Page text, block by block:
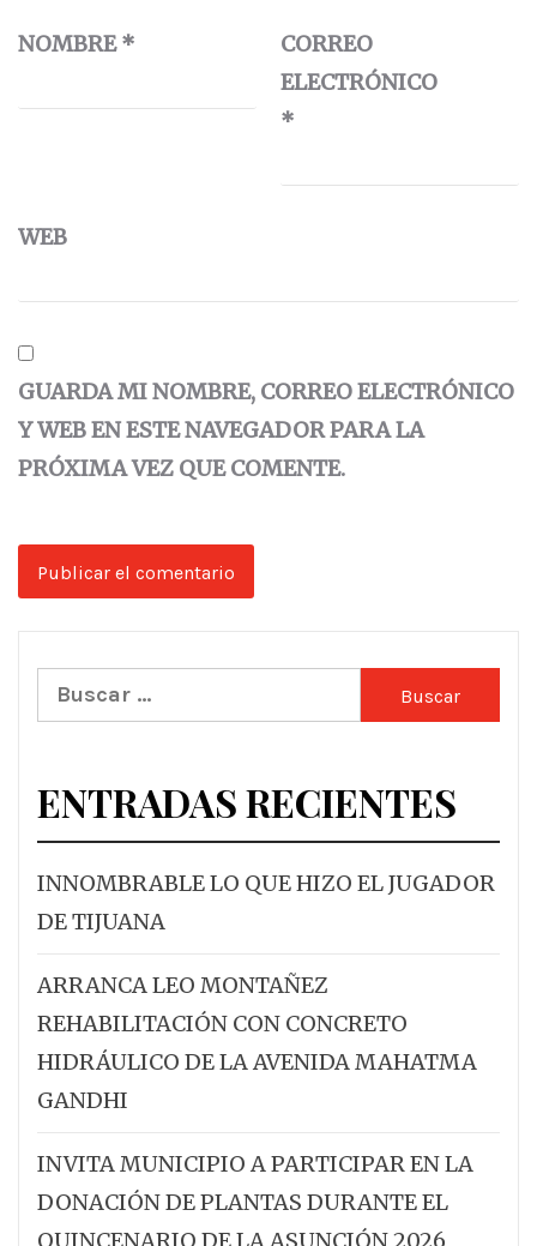
NOMBRE*
CORREO
ELECTRÓNICO
*
WEB
GUARDA MI NOMBRE, CORREO ELECTRÓNICO
Y WEB EN ESTE NAVEGADOR PARA LA
PRÓXIMA VEZ QUE COMENTE.
Buscar:
ENTRADAS RECIENTES
INNOMBRABLE LO QUE HIZO EL JUGADOR
DE TIJUANA
ARRANCA LEO MONTAÑEZ
REHABILITACIÓN CON CONCRETO
HIDRÁULICO DE LA AVENIDA MAHATMA
GANDHI
INVITA MUNICIPIO A PARTICIPAR EN LA
DONACIÓN DE PLANTAS DURANTE EL